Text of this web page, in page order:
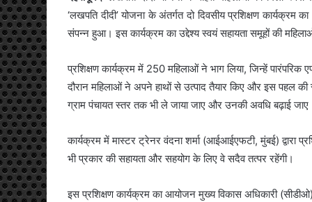
‘लखपति दीदी’ योजना के अंतर्गत दो दिवसीय प्रशिक्षण
संपन्न हुआ। इस कार्यक्रम का उद्देश्य स्वयं सहायता समूहों की
प्रशिक्षण कार्यक्रम में 250 महिलाओं ने भाग लिया, जिन्हें
दौरान महिलाओं ने अपने हाथों से उत्पाद तैयार किए और इस पहल
ग्राम पंचायत स्तर तक भी ले जाया जाए और उनकी अवधि बढ़ाई
कार्यक्रम में मास्टर ट्रेनर वंदना शर्मा (आईआईएफटी, मुंबई) द्वारा
भी प्रकार की सहायता और सहयोग के लिए वे सदैव तत्पर रहेंगी।
इस प्रशिक्षण कार्यक्रम का आयोजन मुख्य विकास अधिकारी